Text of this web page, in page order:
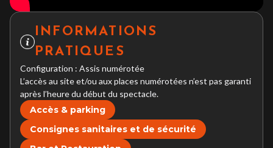
INFORMATIONS
PRATIQUES
Configuration : Assis numérotée
L’accès au site et/ou aux places numérotées n’est pas garanti
après l’heure du début du spectacle.
Accès & parking
Consignes sanitaires et de sécurité